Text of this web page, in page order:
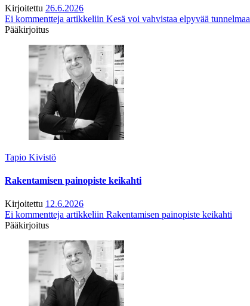
Kirjoitettu 26.6.2026
Ei kommentteja artikkeliin Kesä voi vahvistaa elpyvää tunnelmaa
Pääkirjoitus
Tapio Kivistö
Rakentamisen painopiste keikahti
Kirjoitettu 12.6.2026
Ei kommentteja artikkeliin Rakentamisen painopiste keikahti
Pääkirjoitus